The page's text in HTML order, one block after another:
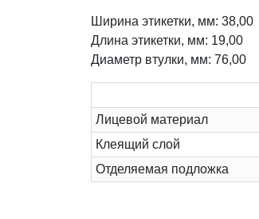
Ширина этикетки, мм: 38,00
Длина этикетки, мм: 19,00
Диаметр втулки, мм: 76,00
Лицевой материал
Клеящий слой
Отделяемая подложка